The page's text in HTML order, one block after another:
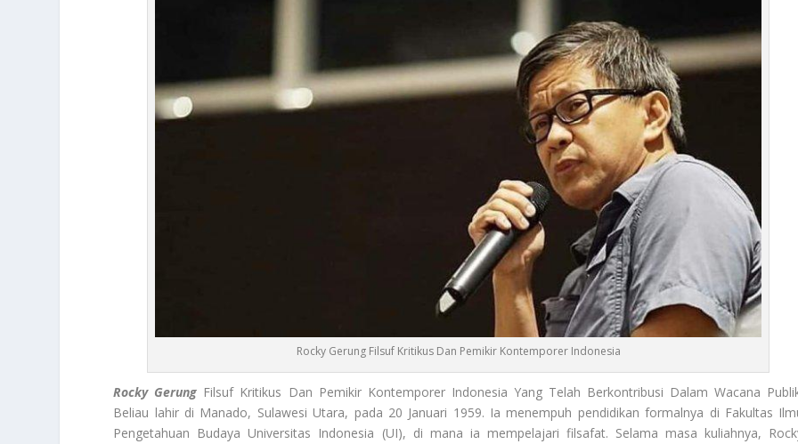
Rocky Gerung Filsuf Kritikus Dan Pemikir Kontemporer Indonesia
Rocky Gerung Filsuf Kritikus Dan Pemikir Kontemporer Indonesia Yang Telah Berkontribusi Dalam Wacana
Beliau lahir di Manado, Sulawesi Utara, pada 20 Januari 1959. Ia menempuh pendidikan formalnya di Fakultas
Pengetahuan Budaya Universitas Indonesia (UI), di mana ia mempelajari filsafat. Selama masa kuliahnya,